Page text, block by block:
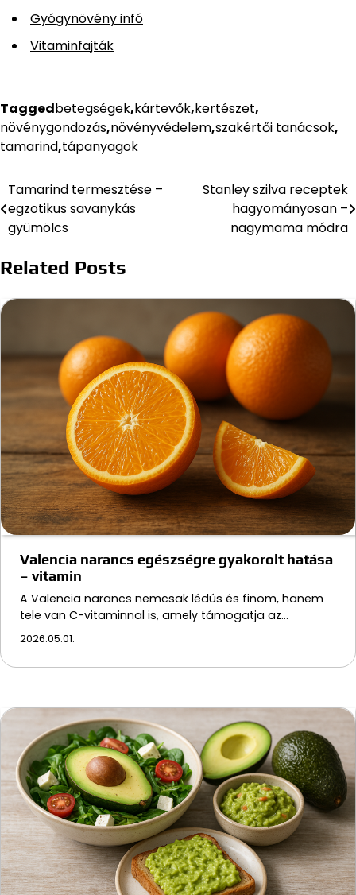
Gyógynövény infó
Vitaminfajták
Taggedbetegségek,kártevők,kertészet,
növénygondozás,növényvédelem,szakértői tanácsok,
tamarind,tápanyagok
Bejegyzés
navigáció
Tamarind termesztése –
egzotikus savanykás
gyümölcs
Stanley szilva receptek
hagyományosan –
nagymama módra
Related Posts
Valencia narancs egészségre gyakorolt hatása
– vitamin
A Valencia narancs nemcsak lédús és finom, hanem
tele van C-vitaminnal is, amely támogatja az…
2026.05.01.